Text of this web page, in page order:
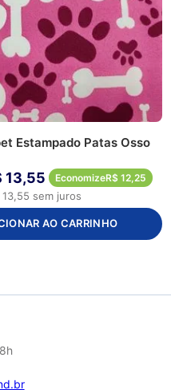
Estampado Patas Osso
13,55 EconomizeR$ 12,25
13,55 sem juros
AO CARRINHO